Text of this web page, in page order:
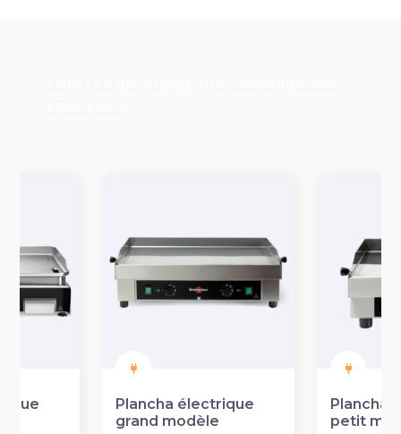
Plancha électrique
grand modèle
Plancha
petit